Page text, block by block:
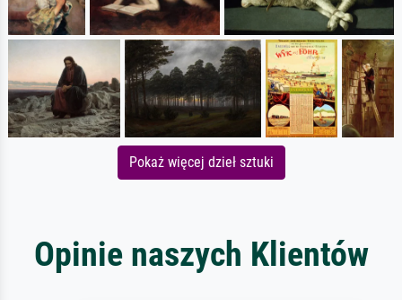
Pokaż więcej dzieł sztuki
Opinie naszych Klientów